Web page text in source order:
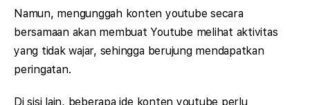
Namun, mengunggah konten youtube secara
bersamaan akan membuat Youtube melihat aktivitas
yang tidak wajar, sehingga berujung mendapatkan
peringatan.
Di sisi lain, beberapa ide konten youtube perlu